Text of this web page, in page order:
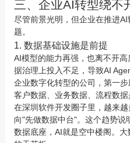
三、企业AI转型绕不
尽管前景光明，但企业在推进
题。
1. 数据基础设施是前提
AI模型的能力再强，也离不开
据治理上投入不足，导致AI
企业数字化转型的公司，第一
客户数据、业务数据、流程数据
在深圳软件开发圈子里，越来
向"先做数据中台"。这个趋势说
数据底座，AI就是空中楼阁。 大